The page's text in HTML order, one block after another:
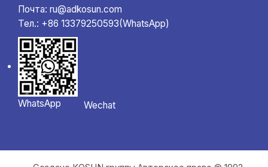
Почта: ru@adkosun.com
Тел.: +86 13379250593(WhatsApp)
WhatsApp Wechat